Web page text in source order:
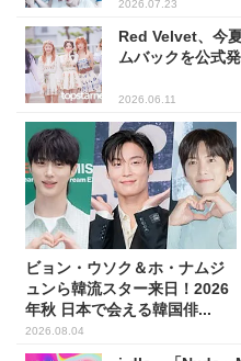
2026.07.23
Red Velvet、今
ムバックを公式
2026.06.11
ビョン・ウソク＆ホ・ナムジ
ュンら韓流スター来日！2026
年秋 日本で会える韓国俳...
2026.08.04